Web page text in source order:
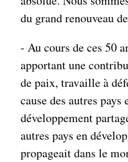
du grand renouveau
- Au cours de ces 50
apportant une
de paix, travaille à
cause des autres
développement
autres pays en
propageait dans le